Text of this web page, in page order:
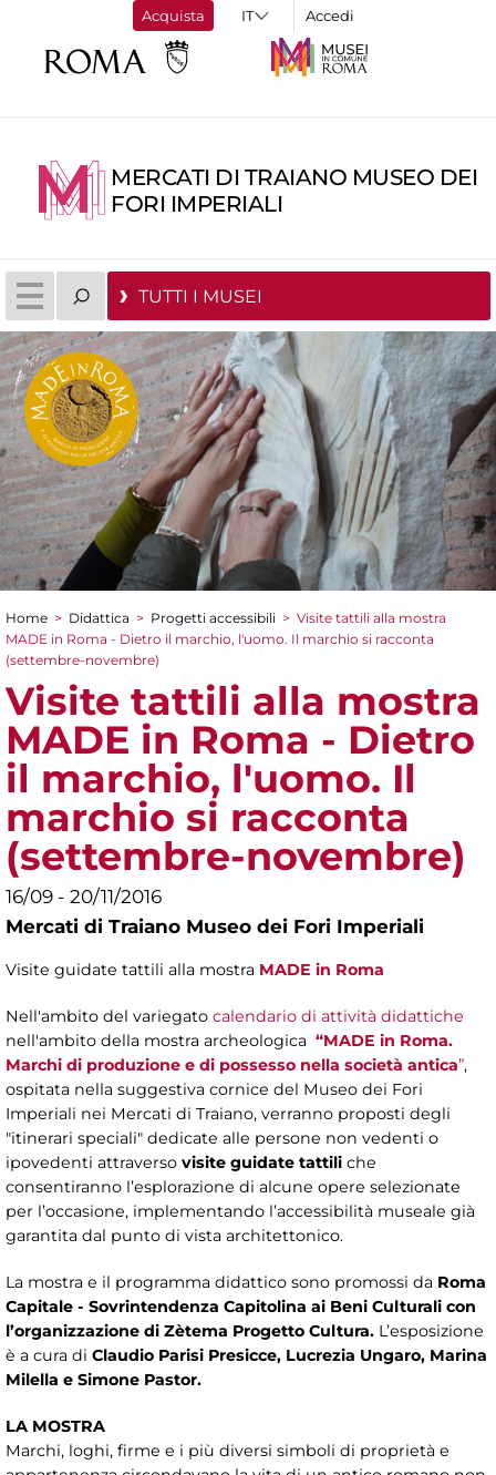
Acquista Accedi
MERCATI DI TRAIANO MUSEO DEI
FORI IMPERIALI
TUTTI I MUSEI
Tu sei qui
Home > Didattica > Progetti accessibili > Visite tattili alla mostra
MADE in Roma - Dietro il marchio, l'uomo. Il marchio si racconta
(settembre-novembre)
Visite tattili alla mostra
MADE in Roma - Dietro
il marchio, l'uomo. Il
marchio si racconta
(settembre-novembre)
16/09 - 20/11/2016
Mercati di Traiano Museo dei Fori Imperiali
Visite guidate tattili alla mostra MADE in Roma
Nell'ambito del variegato calendario di attività didattiche
nell'ambito della mostra archeologica “MADE in Roma.
Marchi di produzione e di possesso nella società antica”,
ospitata nella suggestiva cornice del Museo dei Fori
Imperiali nei Mercati di Traiano, verranno proposti degli
"itinerari speciali" dedicate alle persone non vedenti o
ipovedenti attraverso visite guidate tattili che
consentiranno l’esplorazione di alcune opere selezionate
per l’occasione, implementando l’accessibilità museale già
garantita dal punto di vista architettonico.
La mostra e il programma didattico sono promossi da Roma
Capitale - Sovrintendenza Capitolina ai Beni Culturali con
l’organizzazione di Zètema Progetto Cultura. L’esposizione
è a cura di Claudio Parisi Presicce, Lucrezia Ungaro, Marina
Milella e Simone Pastor.
LA MOSTRA
Marchi, loghi, firme e i più diversi simboli di proprietà e